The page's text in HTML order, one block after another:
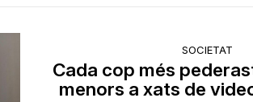
SOCIETAT
Cada cop més
menors a xats de